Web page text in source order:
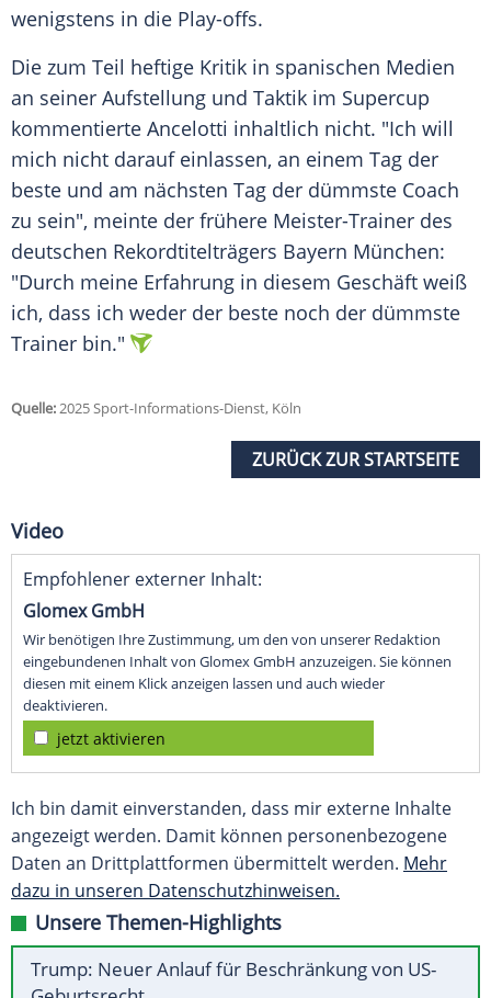
wenigstens in die Play-offs.
Die zum Teil heftige Kritik in spanischen Medien
an seiner Aufstellung und Taktik im Supercup
kommentierte Ancelotti inhaltlich nicht. "Ich will
mich nicht darauf einlassen, an einem Tag der
beste und am nächsten Tag der dümmste Coach
zu sein", meinte der frühere Meister-Trainer des
deutschen Rekordtitelträgers Bayern München:
"Durch meine Erfahrung in diesem Geschäft weiß
ich, dass ich weder der beste noch der dümmste
Trainer bin."
Quelle:2025 Sport-Informations-Dienst, Köln
ZURÜCK ZUR STARTSEITE
Video
Empfohlener externer Inhalt:
Glomex GmbH
Wir benötigen Ihre Zustimmung, um den von unserer Redaktion
eingebundenen Inhalt von Glomex GmbH anzuzeigen. Sie können
diesen mit einem Klick anzeigen lassen und auch wieder
deaktivieren.
jetzt aktivieren
Ich bin damit einverstanden, dass mir externe Inhalte
angezeigt werden. Damit können personenbezogene
Daten an Drittplattformen übermittelt werden. Mehr
dazu in unseren Datenschutzhinweisen.
Unsere Themen-Highlights
Trump: Neuer Anlauf für Beschränkung von US-